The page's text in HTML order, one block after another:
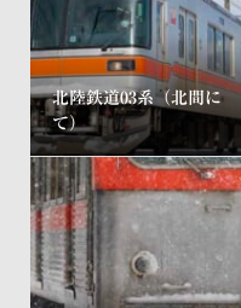
北陸鉄道03系（北間に
て）